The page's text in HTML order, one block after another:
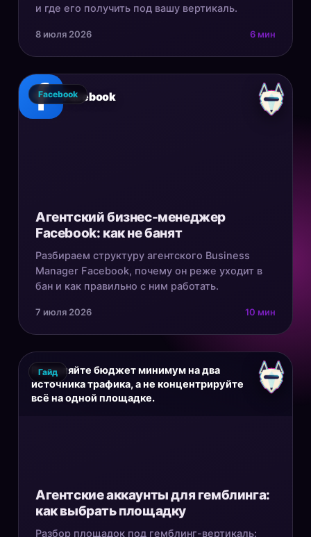
и где его получить под вашу вертикаль.
8 июля 2026 6 мин
Facebook
Facebook
Агентский бизнес-менеджер
Facebook: как не банят
Разбираем структуру агентского Business
Manager Facebook, почему он реже уходит в
бан и как правильно с ним работать.
7 июля 2026 10 мин
Разделяйте бюджет минимум на два
источника трафика, а не концентрируйте
всё на одной площадке.
Гайд
Агентские аккаунты для гемблинга:
как выбрать площадку
Разбор площадок под гемблинг-вертикаль: